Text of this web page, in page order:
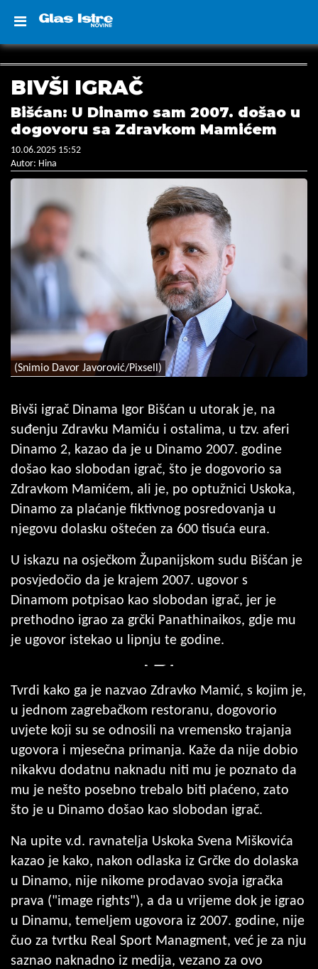
BIVŠI IGRAČ
Bišćan: U Dinamo sam 2007. došao u
dogovoru sa Zdravkom Mamićem
10.06.2025 15:52
Autor: Hina
(Snimio Davor Javorović/Pixsell)
Bivši igrač Dinama Igor Bišćan u utorak je, na
suđenju Zdravku Mamiću i ostalima, u tzv. aferi
Dinamo 2, kazao da je u Dinamo 2007. godine
došao kao slobodan igrač, što je dogovorio sa
Zdravkom Mamićem, ali je, po optužnici Uskoka,
Dinamo za plaćanje fiktivnog posredovanja u
njegovu dolasku oštećen za 600 tisuća eura.
U iskazu na osječkom Županijskom sudu Bišćan je
posvjedočio da je krajem 2007. ugovor s
Dinamom potpisao kao slobodan igrač, jer je
prethodno igrao za grčki Panathinaikos, gdje mu
je ugovor istekao u lipnju te godine.
Tvrdi kako ga je nazvao Zdravko Mamić, s kojim je,
u jednom zagrebačkom restoranu, dogovorio
uvjete koji su se odnosili na vremensko trajanja
ugovora i mjesečna primanja. Kaže da nije dobio
nikakvu dodatnu naknadu niti mu je poznato da
mu je nešto posebno trebalo biti plaćeno, zato
što je u Dinamo došao kao slobodan igrač.
Na upite v.d. ravnatelja Uskoka Svena Miškovića
kazao je kako, nakon odlaska iz Grčke do dolaska
u Dinamo, nije nikome prodavao svoja igračka
prava ("image rights"), a da u vrijeme dok je igrao
u Dinamu, temeljem ugovora iz 2007. godine, nije
čuo za tvrtku Real Sport Managment, već je za nju
saznao naknadno iz medija, vezano za ovo